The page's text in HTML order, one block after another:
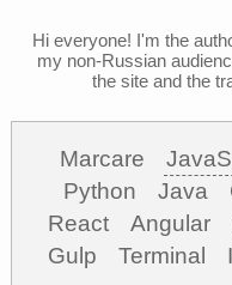
Hi everyone! I'm the
my non-Russian
the site and the
Marcare
Python
Java
React
Angular
Gulp
Terminal